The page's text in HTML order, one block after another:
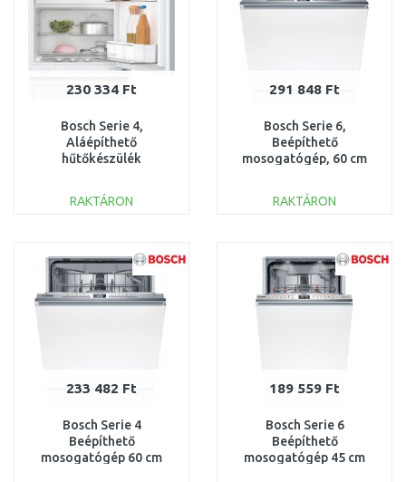
230 334 Ft
Bosch Serie 4,
Aláépíthető
hűtőkészülék
60 cm, KUL22VFD0
RAKTÁRON
Összehasonlítás
291 848 Ft
Bosch Serie 6,
Beépíthető
mosogatógép, 60 cm
RAKTÁRON
Összehasonlítás
233 482 Ft
Bosch Serie 4
Beépíthető
mosogatógép 60 cm
189 559 Ft
Bosch Serie 6
Beépíthető
mosogatógép 45 cm